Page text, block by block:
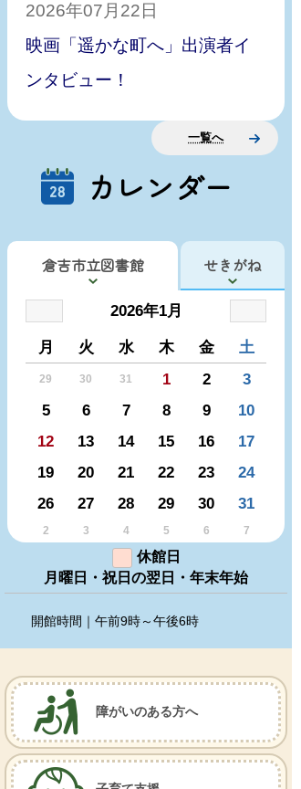
一覧へ
2026年07月22日
映画「遥かな町へ」出演者イ
ンタビュー！
カレンダー
倉吉市立図書館 せきがね
2026年1月
月
火 水 木 金 土
29 30 31 1 2
3
5
6 7 8 9
10
12
13 14 15 16
17
19
20 21 22 23
24
26
27 28 29 30 31
2 3 4 5 6 7
休館日
月曜日・祝日の翌日・年末年始
開館時間｜午前9時～午後6時
障がいのある方へ